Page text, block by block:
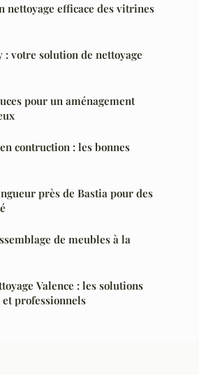
nettoyage efficace des vitrines
: votre solution de nettoyage
pour un aménagement
contruction : les bonnes
près de Bastia pour des
de meubles à la
Valence : les solutions
professionnels